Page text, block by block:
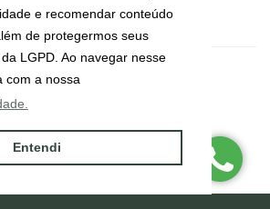
e recomendar conteúdo
de protegermos seus
LGPD. Ao navegar nesse
com a nossa
Entendi
de Contato